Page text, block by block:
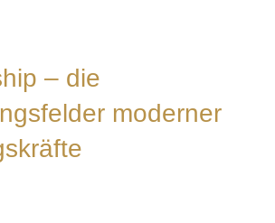
– die
moderner